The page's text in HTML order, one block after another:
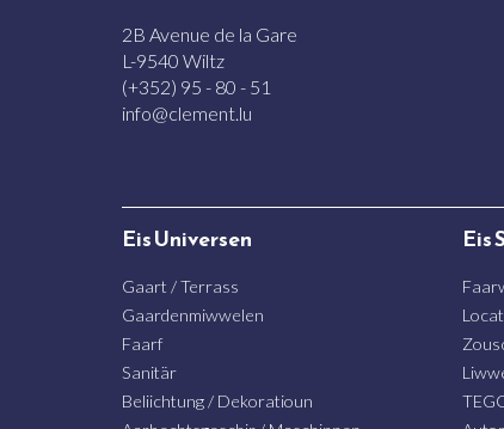
2B Avenue de la Gare
L-9540 Wiltz
(+352) 95 - 80 - 51
info@clement.lu
Eis Universen
Gaart / Terrass
Gaardenmiwwelen
Faarf
Sanitär
Beliichtung / Dekoratioun
Eis